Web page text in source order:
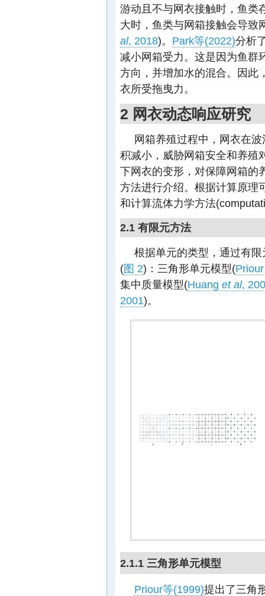
游动且不与网衣接触时，鱼类
大时，鱼类与网箱接触会导致
al, 2018)。 Park等(2022)分析
减小网箱受力。这是因为鱼群
方向，并增加水的混合。因此
衣所受拖曳力。
2 网衣动态响应研究
网箱养殖过程中，网衣在
积减小，威胁网箱安全和养殖
下网衣的变形，对保障网箱的
方法进行介绍。根据计算原理
和计算流体力学方法
2.1 有限元方法
根据单元的类型，通过有
(图 2)：三角形单元模型(
集中质量模型(Huang et al,
2001)。
2.1.1 三角形单元模型
Priour等(1999)提出了三角